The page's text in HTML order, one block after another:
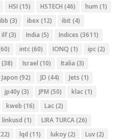
HSI (15) HSTECH (46) hum (1)
ibb (3) ibex (12) ibit (4)
ilf(3) India (5) Indices (3611)
intc(60) IONQ (1) ipc(2)
(38) Israel (10) Italia (3)
Japon (92) JD (44) Jets (1)
jp40y(3) JPM (50) klac(1)
kweb (16) Lac(2)
linkusd (1) LIRA TURCA(26)
lqd (11) lukoy(2) Luv(2)